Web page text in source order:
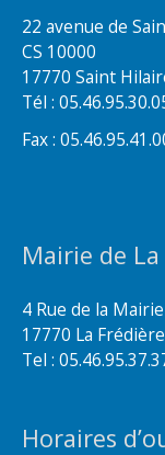
22 avenue de
CS 10000
17770 Saint
Tél :
Fax :
Mairie de
4 Rue de la Mairie
17770 La Frédière
Tel :
Horaires